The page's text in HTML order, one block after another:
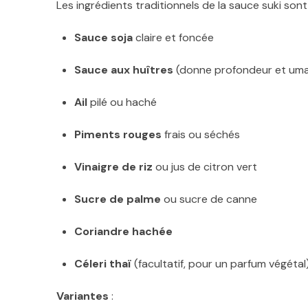
Les ingrédients traditionnels de la sauce suki sont
Sauce sojaclaire et foncée
Sauce aux huîtres (donne profondeur et
Ailpilé ou haché
Piments rouges frais ou séchés
Vinaigre de riz ou jus de citron vert
Sucre de palme ou sucre de canne
Coriandre hachée
Céleri thaï(facultatif, pour un parfum
Variantes :